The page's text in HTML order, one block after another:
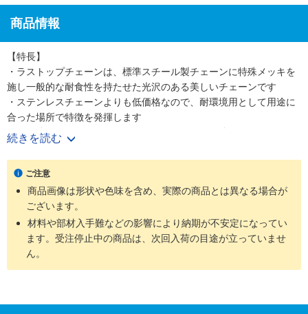
商品情報
【特長】
・ラストップチェーンは、標準スチール製チェーンに特殊メッキを
施し一般的な耐食性を持たせた光沢のある美しいチェーンです
・ステンレスチェーンよりも低価格なので、耐環境用として用途に
合った場所で特徴を発揮します
・引張強さについてはステンレスチェーンよりも強いです
【用途】
・ラストップチェーンはほとんどのローラチェーン、ニバイピッチ
等のアタッチメント付チェーンにも適用可能です
・耐環境用として軽い腐食環境にさらされる屋外使用に最適です
続きを読む
ご注意
商品画像は形状や色味を含め、実際の商品とは異なる場合が
ございます。
材料や部材入手難などの影響により納期が不安定になってい
ます。受注停止中の商品は、次回入荷の目途が立っていませ
ん。